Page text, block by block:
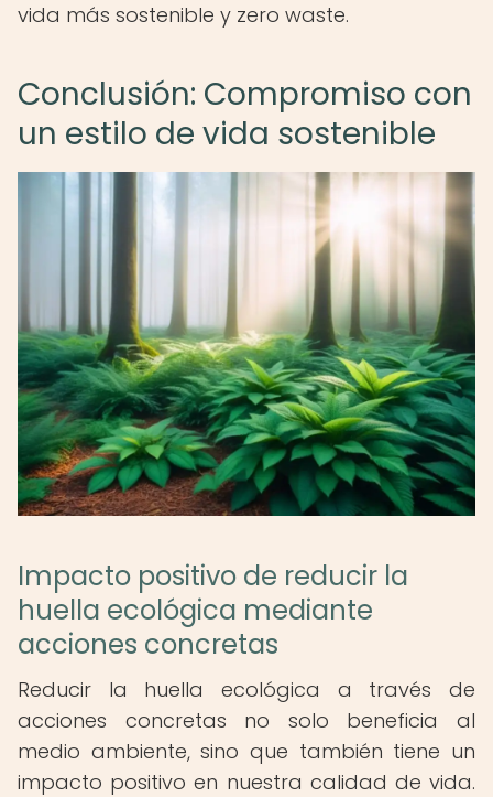
vida más sostenible y zero waste.
Conclusión: Compromiso con
un estilo de vida sostenible
Impacto positivo de reducir la
huella ecológica mediante
acciones concretas
Reducir la huella ecológica a través de
acciones concretas no solo beneficia al
medio ambiente, sino que también tiene un
impacto positivo en nuestra calidad de vida.